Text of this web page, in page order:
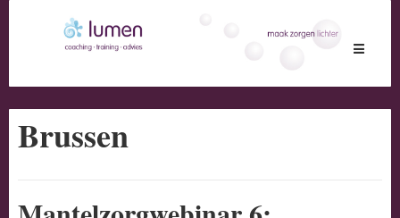
Toggle
Brussen